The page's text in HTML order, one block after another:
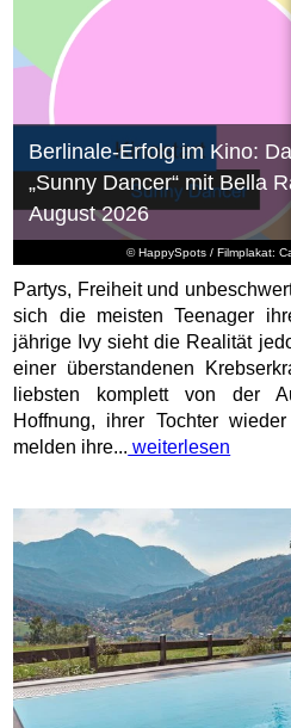
© HappySpots / Filmplakat:
Berlinale-Erfolg im Kino:
„Sunny Dancer“ mit Bella
August 2026
Partys, Freiheit und
sich die meisten Teenager
jährige Ivy sieht die Realität
einer überstandenen
liebsten komplett von der
Hoffnung, ihrer Tochter
melden ihre... weiterlesen